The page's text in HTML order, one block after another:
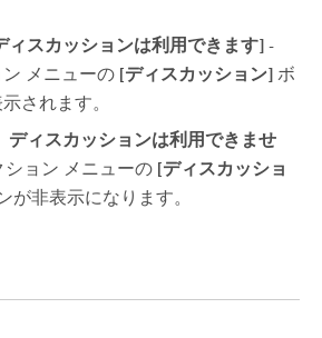
ィスカッションは利用できます] -
メニューの [ディスカッション] ボ
されます。
ディスカッションは利用できませ
ション メニューの [ディスカッショ
が非表示になります。